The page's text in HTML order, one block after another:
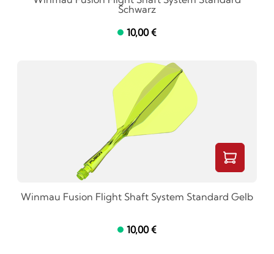
Schwarz
10,00 €
Winmau Fusion Flight Shaft System Standard Gelb
10,00 €